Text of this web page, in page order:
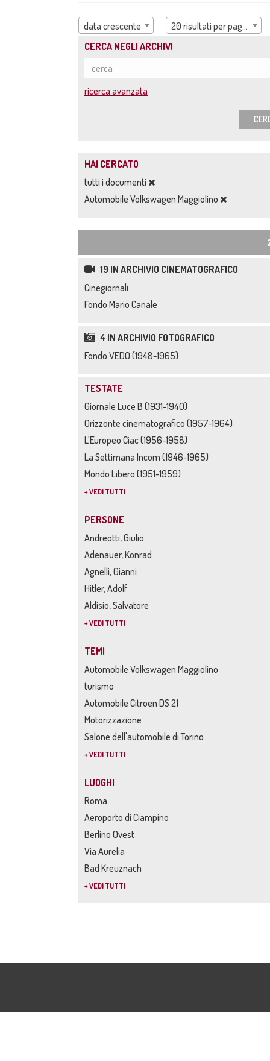
data crescente
20 risultati per pagina
CERCA NEGLI ARCHIVI
ricerca avanzata
HAI CERCATO
tutti i documenti
Automobile Volkswagen Maggiolino
19 IN ARCHIVIO CINEMATOGRAFICO
Cinegiornali
Fondo Mario Canale
4 IN ARCHIVIO FOTOGRAFICO
Fondo VEDO (1948-1965)
TESTATE
Giornale Luce B (1931-1940)
Orizzonte cinematografico (1957-1964)
L'Europeo Ciac (1956-1958)
La Settimana Incom (1946-1965)
Mondo Libero (1951-1959)
+ VEDI TUTTI
PERSONE
Andreotti, Giulio
Adenauer, Konrad
Agnelli, Gianni
Hitler, Adolf
Aldisio, Salvatore
+ VEDI TUTTI
TEMI
Automobile Volkswagen Maggiolino
turismo
Automobile Citroen DS 21
Motorizzazione
Salone dell'automobile di Torino
+ VEDI TUTTI
LUOGHI
Roma
Aeroporto di Ciampino
Berlino Ovest
Via Aurelia
Bad Kreuznach
+ VEDI TUTTI